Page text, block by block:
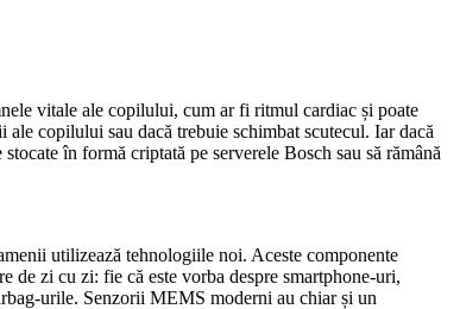
vitale ale copilului, cum ar fi ritmul cardiac și poate
copilului sau dacă trebuie schimbat scutecul. Iar dacă
în formă criptată pe serverele Bosch sau să rămână
utilizează tehnologiile noi. Aceste componente
zi cu zi: fie că este vorba despre smartphone-uri,
urile. Senzorii MEMS moderni au chiar și un